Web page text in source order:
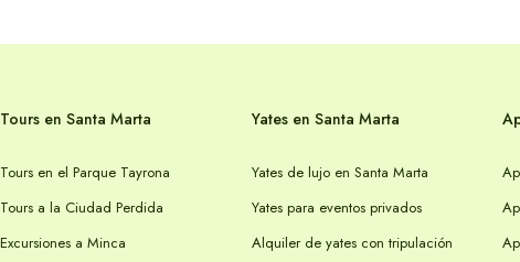
Tours en Santa Marta
Tours en el Parque Tayrona
Tours a la Ciudad Perdida
Excursiones a Minca
Yates en Santa Marta
Yates de lujo en Santa Marta
Yates para eventos privados
Alquiler de yates con tripulación